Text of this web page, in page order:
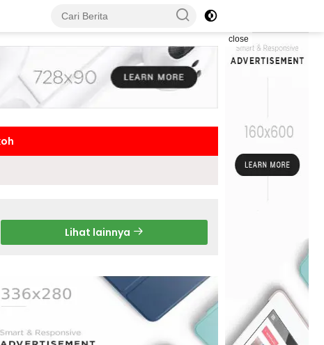
close
Lihat lainnya